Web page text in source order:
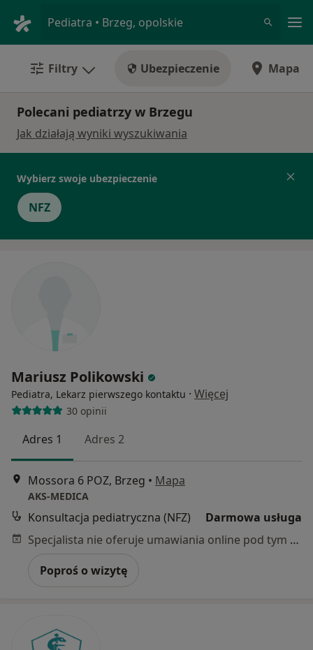
Pediatra • Brzeg, opolskie
Filtry Ubezpieczenie Mapa
Polecani pediatrzy w Brzegu
Jak działają wyniki wyszukiwania
Wybierz swoje ubezpieczenie
NFZ
Mariusz Polikowski
Pediatra, Lekarz pierwszego kontaktu · Więcej
30 opinii
Adres 1 Adres 2
Mossora 6 POZ, Brzeg • Mapa
AKS-MEDICA
Konsultacja pediatryczna (NFZ)
Darmowa usługa
Specjalista nie oferuje umawiania online pod tym adresem.
Poproś o wizytę